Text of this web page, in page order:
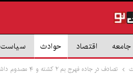
جامعه اقتصاد حوادث سیاست
تصادف در جاده فهرج بم ۲ کشته و ۴ مصدوم داشت